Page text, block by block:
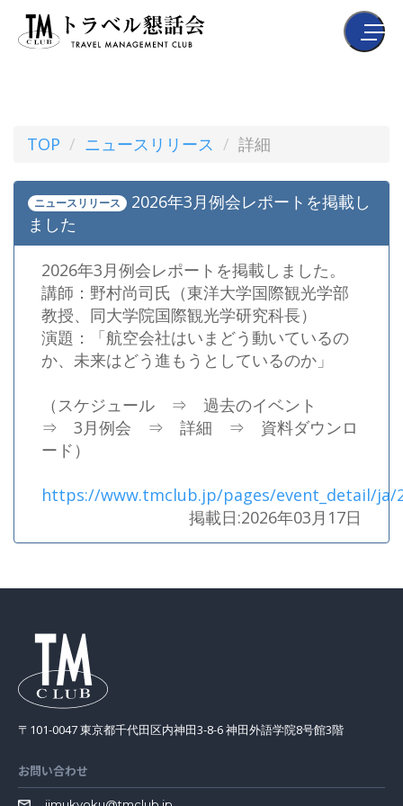
TOP ニュースリリース 詳細
ニュースリリース
2026年3月例会レポートを掲載し
ました
2026年3月例会レポートを掲載しました。
講師：野村尚司氏（東洋大学国際観光学部
教授、同大学院国際観光学研究科長）
演題：「航空会社はいまどう動いているの
か、未来はどう進もうとしているのか」
（スケジュール ⇒ 過去のイベント
⇒ 3月例会 ⇒ 詳細 ⇒ 資料ダウンロ
ード）
https://www.tmclub.jp/pages/event_detail/ja/
掲載日:2026年03月17日
〒101-0047 東京都千代田区内神田3-8-6 神田外語学院8号館3階
お問い合わせ